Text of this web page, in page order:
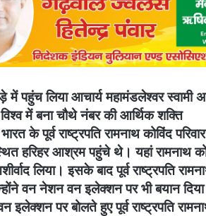
पहुंच लिया आचार्य महामंडलेश्वर स्वामी
में बना चौथे नंबर की आर्थिक शक्ति
के पूर्व राष्ट्रपति रामनाथ कोविंद
हरिहर आश्रम पहुंचे थे। यहां रामनाथ
लिया। इसके बाद पूर्व राष्ट्रपति
वन नेशन वन इलेक्शन पर भी बयान
इलेक्शन पर बोलते हुए पूर्व राष्ट्रपति